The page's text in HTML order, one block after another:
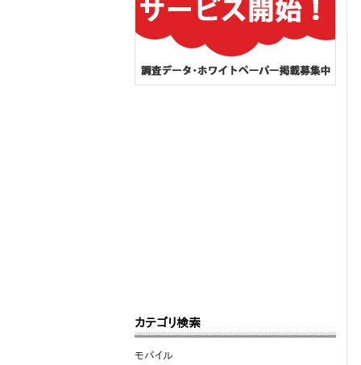
カテゴリ検索
モバイル